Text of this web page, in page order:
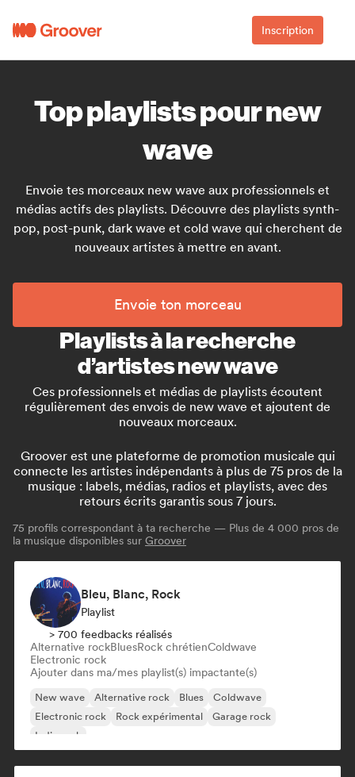
Inscription
Top playlists pour new
wave
Envoie tes morceaux new wave aux professionnels et
médias actifs des playlists. Découvre des playlists synth-
pop, post-punk, dark wave et cold wave qui cherchent de
nouveaux artistes à mettre en avant.
Envoie ton morceau
Playlists à la recherche
d’artistes new wave
Ces professionnels et médias de playlists écoutent
régulièrement des envois de new wave et ajoutent de
nouveaux morceaux.
Groover est une plateforme de promotion musicale qui
connecte les artistes indépendants à plus de 75 pros de la
musique : labels, médias, radios et playlists, avec des
retours écrits garantis sous 7 jours.
75 profils correspondant à ta recherche — Plus de 4 000 pros de
la musique disponibles sur Groover
Bleu, Blanc, Rock
Playlist
> 700 feedbacks réalisés
Alternative rockBluesRock chrétienColdwave
Electronic rock
Ajouter dans ma/mes playlist(s) impactante(s)
New wave Alternative rock Blues
Coldwave
Electronic rock
Rock expérimental
Garage rock
Indie rock